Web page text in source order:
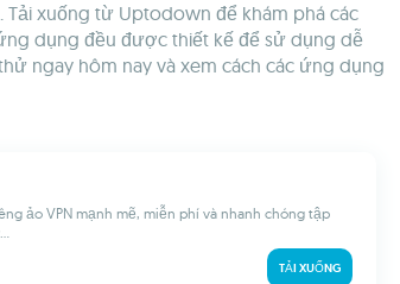
xuống từ Uptodown để khám phá các
dụng đều được thiết kế để sử dụng dễ
ngay hôm nay và xem cách các ứng dụng
ảo VPN mạnh mẽ, miễn phí và nhanh chóng tập
TẢI XUỐNG